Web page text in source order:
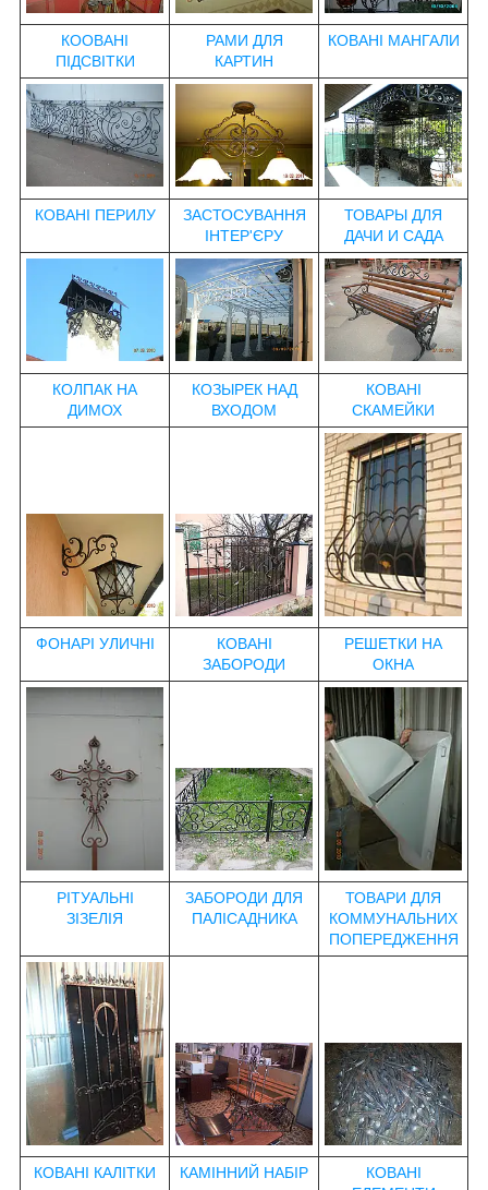
КООВАНІ
ПІДСВІТКИ
РАМИ ДЛЯ
КАРТИН
КОВАНІ МАНГАЛИ
КОВАНІ ПЕРИЛУ
ЗАСТОСУВАННЯ
ІНТЕР'ЄРУ
ТОВАРЫ ДЛЯ
ДАЧИ И САДА
КОЛПАК НА
ДИМОХ
КОЗЫРЕК НАД
ВХОДОМ
КОВАНІ
СКАМЕЙКИ
ФОНАРІ УЛИЧНІ
КОВАНІ
ЗАБОРОДИ
РЕШЕТКИ НА
ОКНА
РІТУАЛЬНІ
ЗІЗЕЛІЯ
ЗАБОРОДИ ДЛЯ
ПАЛІСАДНИКА
ТОВАРИ ДЛЯ
КОММУНАЛЬНИХ
ПОПЕРЕДЖЕННЯ
КОВАНІ КАЛІТКИ КАМІННИЙ НАБІР
КОВАНІ